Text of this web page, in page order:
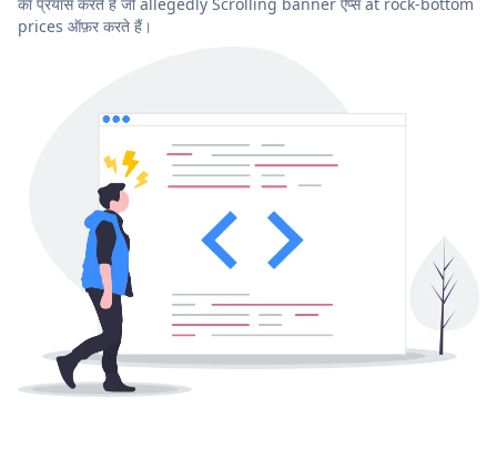
prices ऑफ़र करते हैं।